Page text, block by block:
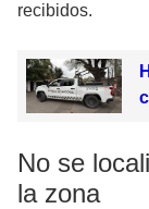
recibidos.
No se
la zona